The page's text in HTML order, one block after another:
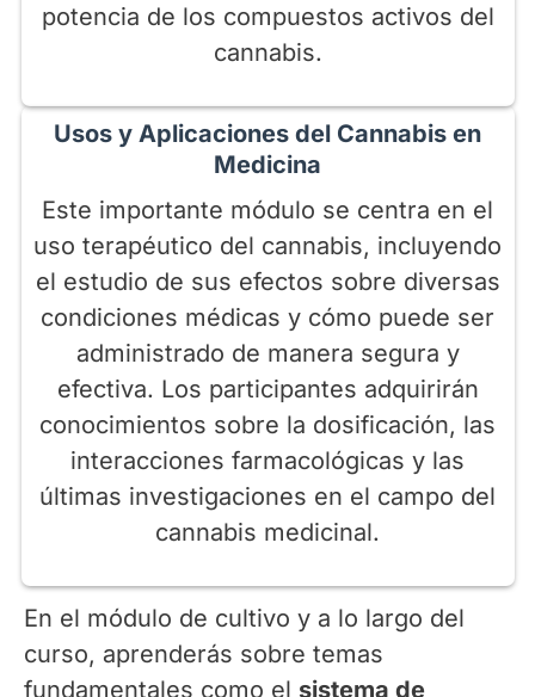
potencia de los compuestos activos del
cannabis.
Usos y Aplicaciones del Cannabis en
Medicina
Este importante módulo se centra en el
uso terapéutico del cannabis, incluyendo
el estudio de sus efectos sobre diversas
condiciones médicas y cómo puede ser
administrado de manera segura y
efectiva. Los participantes adquirirán
conocimientos sobre la dosificación, las
interacciones farmacológicas y las
últimas investigaciones en el campo del
cannabis medicinal.
En el módulo de cultivo y a lo largo del
curso, aprenderás sobre temas
fundamentales como el sistema de